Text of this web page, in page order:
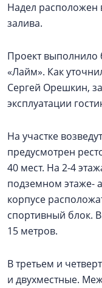
Надел расположен
залива.
Проект выполнило
«Лайм». Как
Сергей Орешкин,
эксплуатации
На участке
предусмотрен
40 мест. На 2-4
подземном этаже-
корпусе
спортивный блок.
15 метров.
В третьем и
и двухместные.